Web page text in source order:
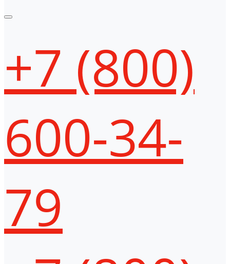
+7 (800)
600-34-
79